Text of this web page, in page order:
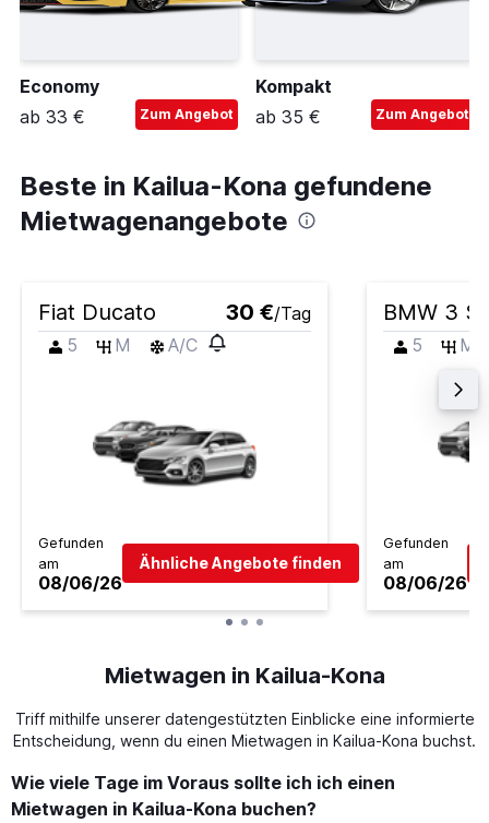
Economy
ab 33 €
Zum Angebot
Kompakt
ab 35 €
Zum Angebot
Beste in Kailua-Kona gefundene
Mietwagenangebote
Fiat Ducato 30 €/Tag
5
M A/C
Gefunden
am
08/06/26
Ähnliche Angebote finden
BMW 3
5 M
Gefunden
am
08/06/26
Mietwagen in Kailua-Kona
Triff mithilfe unserer datengestützten Einblicke eine informierte
Entscheidung, wenn du einen Mietwagen in Kailua-Kona buchst.
Wie viele Tage im Voraus sollte ich ich einen
Mietwagen in Kailua-Kona buchen?